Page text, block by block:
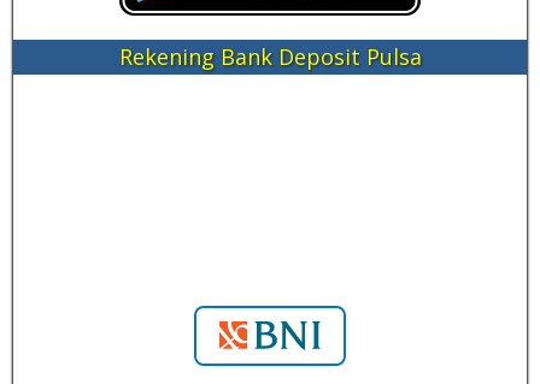
Rekening Bank Deposit Pulsa